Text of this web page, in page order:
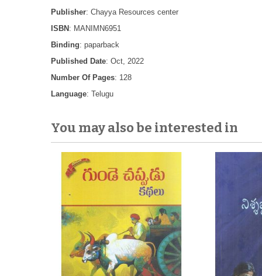
Publisher: Chayya Resources center
ISBN : MANIMN6951
Binding: paparback
Published Date: Oct, 2022
Number Of Pages: 128
Language: Telugu
You may also be interested in